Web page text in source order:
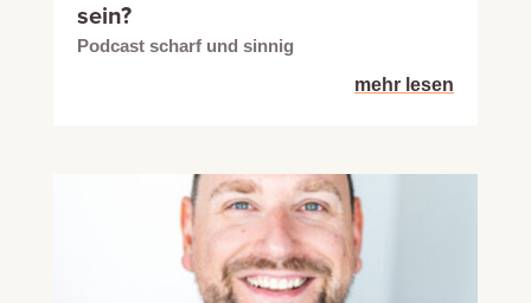
sein?
Podcast scharf und sinnig
mehr lesen